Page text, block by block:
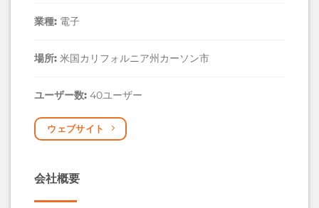
業種: 電子
場所: 米国カリフォルニア州カーソン市
ユーザー数: 40ユーザー
ウェブサイト
会社概要